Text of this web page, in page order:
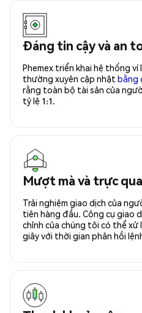
Đáng tin cậy và an
Phemex triển khai hệ thống ví
thường xuyên cập nhật bằng
rằng toàn bộ tài sản của
tỷ lệ 1:1.
Mượt mà và trực
Trải nghiệm giao dịch của
tiên hàng đầu. Công cụ giao
chỉnh của chúng tôi có thể xử
giây với thời gian phản hồi